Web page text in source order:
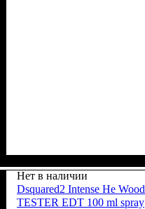
Нет в наличии
Dsquared2 Intense He Wood
TESTER EDT 100 ml spray